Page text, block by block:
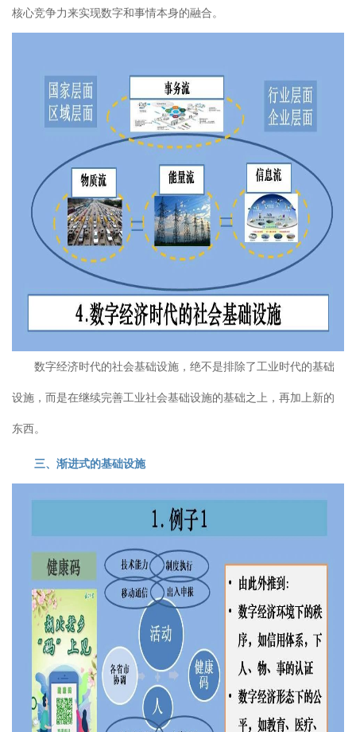
核心竞争力来实现数字和事情本身的融合。
数字经济时代的社会基础设施，绝不是排除了工业时代的基础
设施，而是在继续完善工业社会基础设施的基础之上，再加上新的
东西。
三、渐进式的基础设施